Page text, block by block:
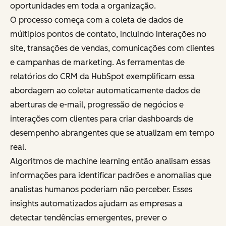
oportunidades em toda a organização.
O processo começa com a coleta de dados de
múltiplos pontos de contato, incluindo interações no
site, transações de vendas, comunicações com clientes
e campanhas de marketing. As ferramentas de
relatórios do CRM da HubSpot exemplificam essa
abordagem ao coletar automaticamente dados de
aberturas de e-mail, progressão de negócios e
interações com clientes para criar dashboards de
desempenho abrangentes que se atualizam em tempo
real.
Algoritmos de machine learning então analisam essas
informações para identificar padrões e anomalias que
analistas humanos poderiam não perceber. Esses
insights automatizados ajudam as empresas a
detectar tendências emergentes, prever o